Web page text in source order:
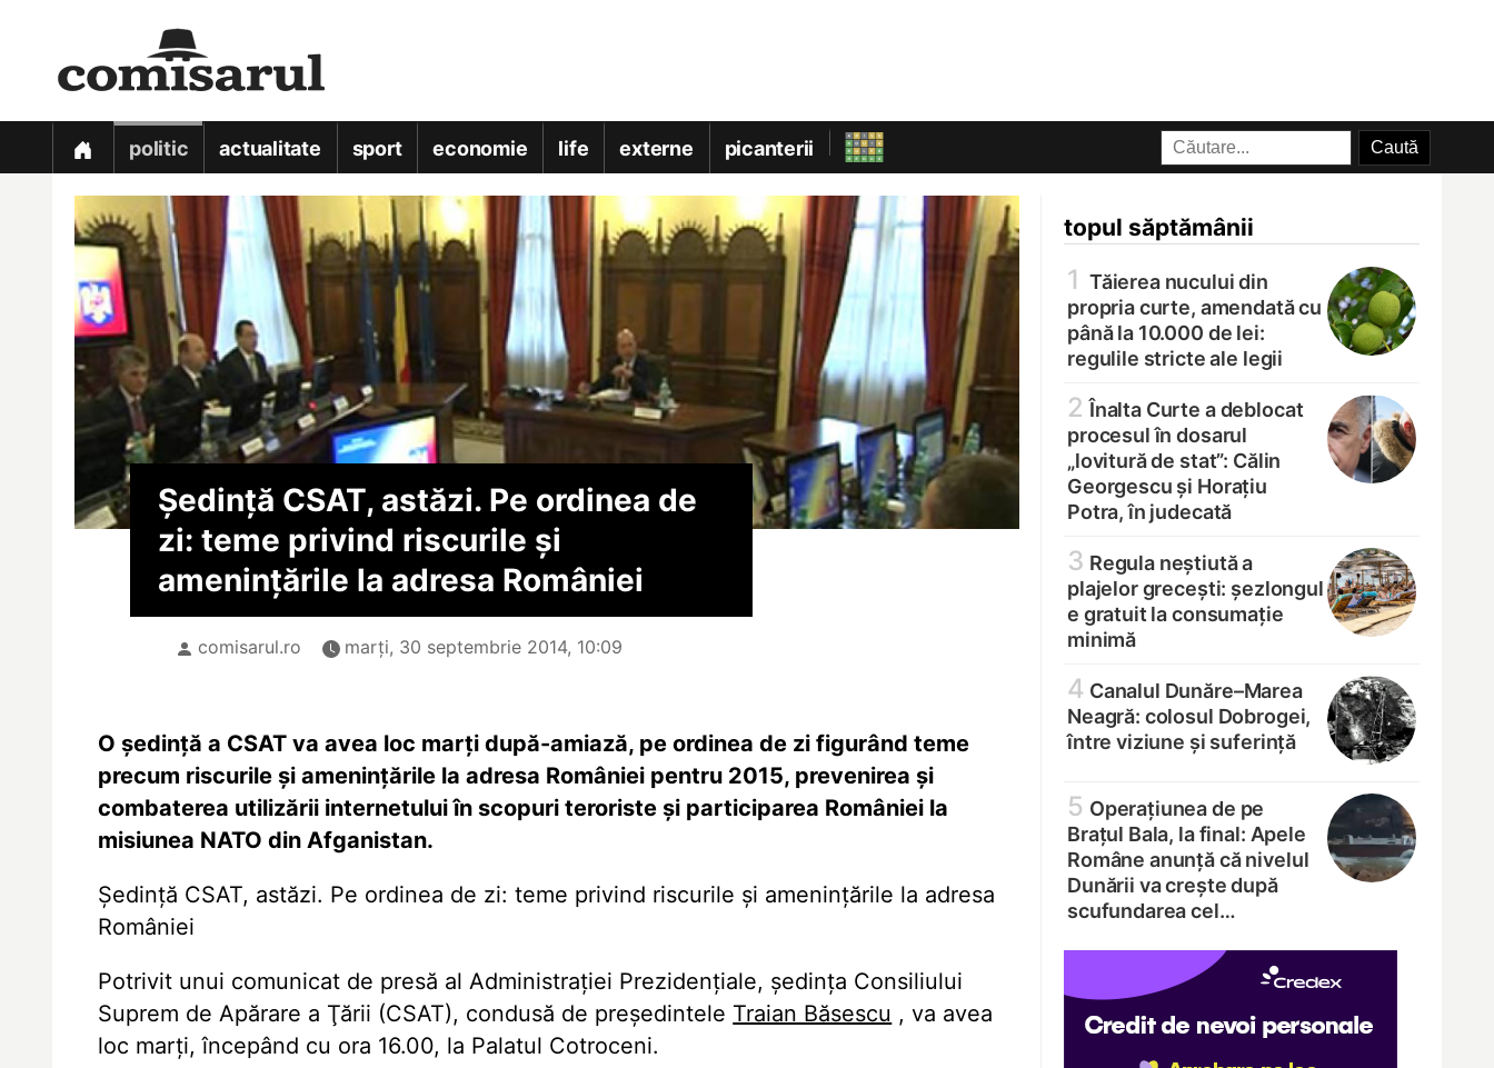
politic actualitate sport economie life externe picanterii
topul săptămânii
1 Tăierea nucului din
propria curte, amendată cu
până la 10.000 de lei:
regulile stricte ale legii
2 Înalta Curte a deblocat
procesul în dosarul
„lovitură de stat”: Călin
Georgescu și Horațiu
Potra, în judecată
3 Regula neștiută a
plajelor grecești: șezlongul
e gratuit la consumație
minimă
4 Canalul Dunăre–Marea
Neagră: colosul Dobrogei,
între viziune și suferință
5 Operațiunea de pe
Brațul Bala, la final: Apele
Române anunță că nivelul
Dunării va crește după
scufundarea cel…
Şedinţă CSAT, astăzi. Pe ordinea de
zi: teme privind riscurile şi
ameninţările la adresa României
comisarul.ro marți, 30 septembrie 2014, 10:09
O şedinţă a CSAT va avea loc marţi după-amiază, pe ordinea de zi figurând teme
precum riscurile şi ameninţările la adresa României pentru 2015, prevenirea şi
combaterea utilizării internetului în scopuri teroriste şi participarea României la
misiunea NATO din Afganistan.
Şedinţă CSAT, astăzi. Pe ordinea de zi: teme privind riscurile şi ameninţările la adresa
României
Potrivit unui comunicat de presă al Administraţiei Prezidenţiale, şedinţa Consiliului
Suprem de Apărare a Ţării (CSAT), condusă de preşedintele Traian Băsescu , va avea
loc marţi, începând cu ora 16.00, la Palatul Cotroceni.